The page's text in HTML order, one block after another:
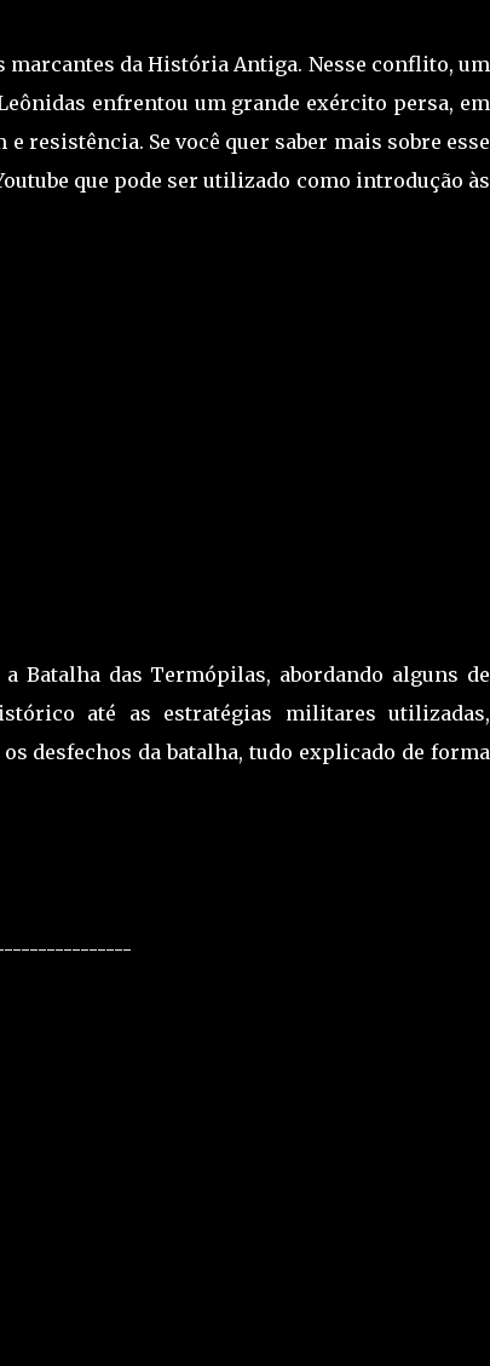
da História Antiga. Nesse conflito, um
enfrentou um grande exército persa, em
resistência. Se você quer saber mais sobre esse
que pode ser utilizado como introdução às
Batalha das Termópilas, abordando alguns de
até as estratégias militares utilizadas,
desfechos da batalha, tudo explicado de forma